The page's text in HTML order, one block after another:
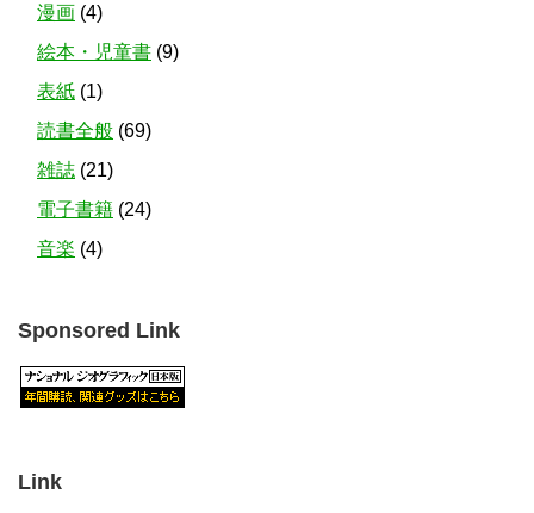
漫画 (4)
絵本・児童書 (9)
表紙 (1)
読書全般 (69)
雑誌 (21)
電子書籍 (24)
音楽 (4)
Sponsored Link
Link